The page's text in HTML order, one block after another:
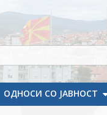
ОДНОСИ СО ЈАВНОСТ
Делчево
го
својот
изглед
на
модерен